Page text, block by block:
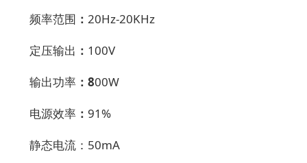
频率范围 ： 20Hz-20KHz
定压输出 ： 100V
输出功率 ：800W
电源效率 ： 91%
静态电流 ： 50mA